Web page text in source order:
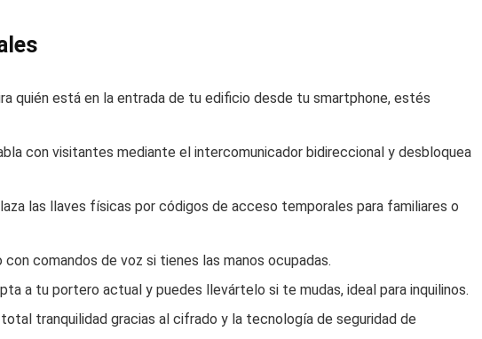
quién está en la entrada de tu edificio desde tu smartphone, estés
con visitantes mediante el intercomunicador bidireccional y desbloquea
las llaves físicas por códigos de acceso temporales para familiares o
con comandos de voz si tienes las manos ocupadas.
a tu portero actual y puedes llevártelo si te mudas, ideal para inquilinos.
tranquilidad gracias al cifrado y la tecnología de seguridad de